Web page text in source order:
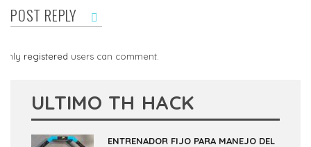
POST REPLY
Only registered users can comment.
ULTIMO TH HACK
ENTRENADOR FIJO PARA MANEJO DEL